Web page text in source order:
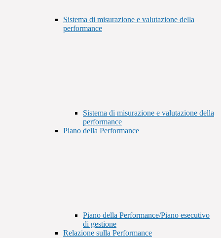
Sistema di misurazione e valutazione della
performance
Sistema di misurazione e valutazione della
performance
Piano della Performance
Piano della Performance/Piano esecutivo
di gestione
Relazione sulla Performance